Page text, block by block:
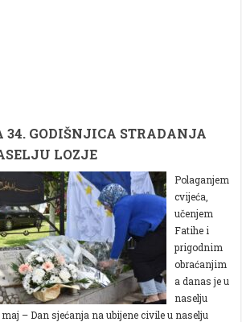
34. GODIŠNJICA STRADANJA
LOZJE
Polaganjem
cvijeća,
učenjem
Fatihe i
prigodnim
obraćanjim
a danas je u
naselju
maj – Dan sjećanja na ubijene civile u naselju